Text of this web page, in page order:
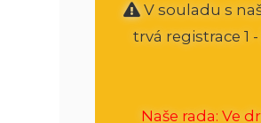
V souladu s
trvá registrace 1
Naše rada: Ve